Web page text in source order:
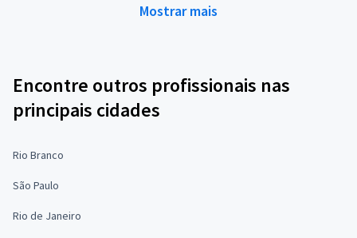
Mostrar mais
Encontre outros profissionais nas
principais cidades
Rio Branco
São Paulo
Rio de Janeiro